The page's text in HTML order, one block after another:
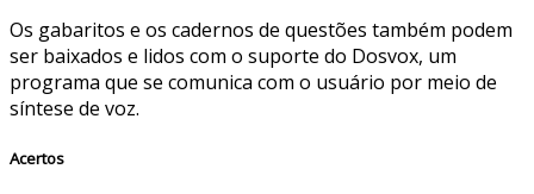
Os gabaritos e os cadernos de questões também podem
ser baixados e lidos com o suporte do Dosvox, um
programa que se comunica com o usuário por meio de
síntese de voz.
Acertos